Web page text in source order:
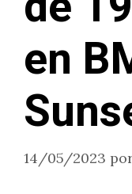
en
14/05/2023